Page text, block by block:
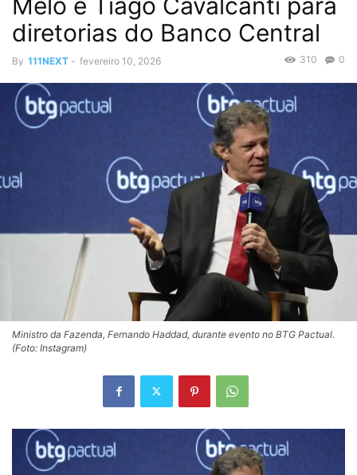
diretorias do Banco Central
By 111NEXT - fevereiro 10, 2026 0
310
Ministro da Fazenda, Fernando Haddad, durante evento no BTG Pactual.
(Foto: Instagram)